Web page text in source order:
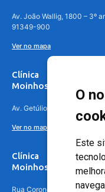
O
Este
Av. João Wallig, 1800 – 3º
91349-900
Ver no mapa
Clínica
Moinhos de Vento
Av. Getúlio Vargas, 4841 –
Ver no mapa
Clínica
Moinhos de Vento -
Rua Coronel Aparício